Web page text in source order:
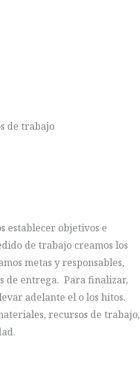
de trabajo
establecer objetivos e
de trabajo creamos los
metas y responsables,
de entrega. Para finalizar,
adelante el o los hitos.
recursos de trabajo,